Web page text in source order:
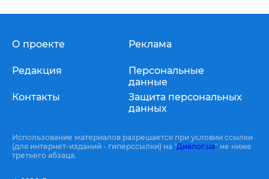
О проекте
Редакция
Контакты
Реклама
Персональные
данные
Защита персональных
данных
Использование материалов разрешается при условии ссылки
(для интернет-изданий - гиперссылки) на "Диалог.ua" не ниже
третьего абзаца.